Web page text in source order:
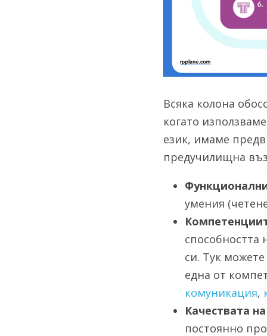
Всяка колона
когато
език, имаме
предучилищна
умения
способността
си. Тук
една от
комуникация,
Качествата
постоянно